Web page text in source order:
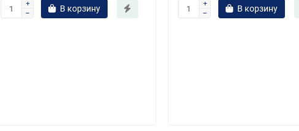
В корзину В корзину